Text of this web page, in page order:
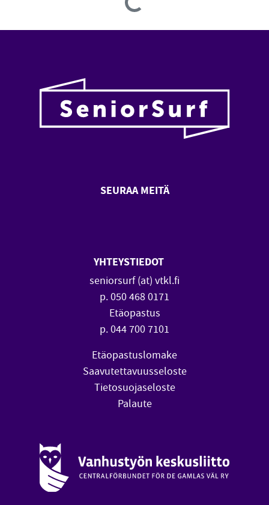
Loading...
SEURAA MEITÄ
YHTEYSTIEDOT
seniorsurf (at) vtkl.fi
p. 050 468 0171
Etäopastus
p. 044 700 7101
Etäopastuslomake
Saavutettavuusseloste
Tietosuojaseloste
Palaute